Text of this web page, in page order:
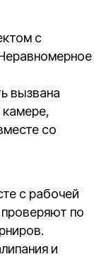
с
вызвана
со
с рабочей
по
и